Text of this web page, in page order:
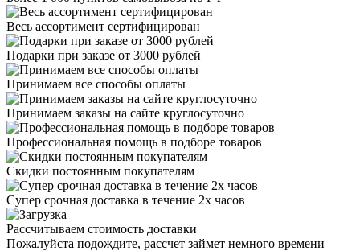
Весь ассортимент сертифицирован
Подарки при заказе от 3000 рублей
Принимаем все способы оплаты
Принимаем заказы на сайте круглосуточно
Профессиональная помощь в подборе товаров
Скидки постоянным покупателям
Супер срочная доставка в течение 2х часов
Рассчитываем стоимость доставки
Пожалуйста подождите, рассчет займет немного времени